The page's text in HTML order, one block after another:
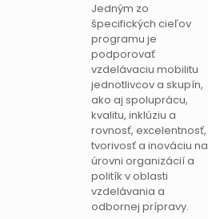
Jedným zo
špecifických cieľov
programu je
podporovať
vzdelávaciu mobilitu
jednotlivcov a skupín,
ako aj spoluprácu,
kvalitu, inklúziu a
rovnosť, excelentnosť,
tvorivosť a inováciu na
úrovni organizácií a
politík v oblasti
vzdelávania a
odbornej prípravy.